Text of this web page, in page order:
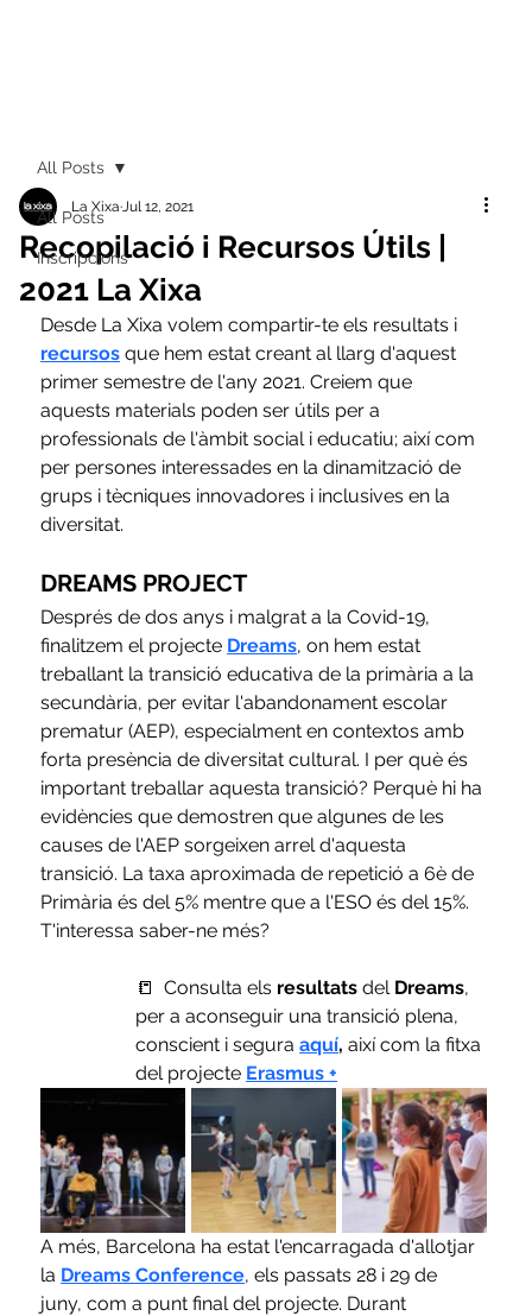
All Posts
Inscripcions
All Posts
Recopilació i Recursos Útils |
2021 La Xixa
La XixaJul 12, 2021
Desde La Xixa volem compartir-te els resultats i
recursos que hem estat creant al llarg d'aquest
primer semestre de l'any 2021. Creiem que
aquests materials poden ser útils per a
professionals de l'àmbit social i educatiu; així com
per persones interessades en la dinamització de
grups i tècniques innovadores i inclusives en la
diversitat.
DREAMS PROJECT
Després de dos anys i malgrat a la Covid-19,
finalitzem el projecte Dreams, on hem estat
treballant la transició educativa de la primària a la
secundària, per evitar l'abandonament escolar
prematur (AEP), especialment en contextos amb
forta presència de diversitat cultural. I per què és
important treballar aquesta transició? Perquè hi ha
evidències que demostren que algunes de les
causes de l'AEP sorgeixen arrel d'aquesta
transició. La taxa aproximada de repetició a 6è de
Primària és del 5% mentre que a l'ESO és del 15%.
T'interessa saber-ne més?
📒  Consulta els resultats del Dreams,
per a aconseguir una transició plena,
conscient i segura aquí, així com la fitxa
del projecte Erasmus +
A més, Barcelona ha estat l'encarragada d'allotjar
la Dreams Conference, els passats 28 i 29 de
juny, com a punt final del projecte. Durant